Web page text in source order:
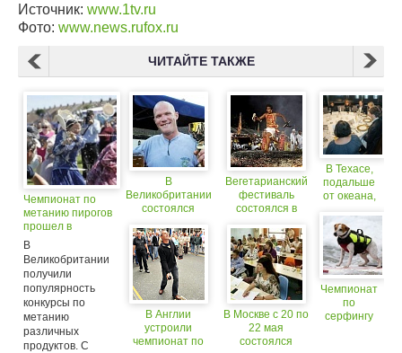
Источник: www.1tv.ru
Фото: www.news.rufox.ru
ЧИТАЙТЕ ТАКЖЕ
Чемпионат по
метанию пирогов
прошел в
Великобритании.
В
Великобритании
получили
популярность
конкурсы по
метанию
различных
продуктов. С
В
Великобритании
состоялся
поеданию
чеснока
В Англии
устроили
чемпионат по
Вегетарианский
фестиваль
состоялся в
В Москве с 20 по
22 мая
состоялся
В Техасе,
подальше
от океана,
последний
ужин
«Титаника»
Чемпионат
по
серфингу